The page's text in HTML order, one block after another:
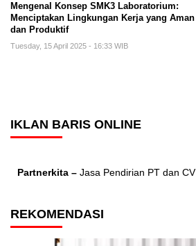
Mengenal Konsep SMK3 Laboratorium:
Menciptakan Lingkungan Kerja yang Aman
dan Produktif
Tuesday, 15 April 2025 - 16:33 WIB
IKLAN BARIS ONLINE
Partnerkita – Jasa Pendirian PT dan
REKOMENDASI